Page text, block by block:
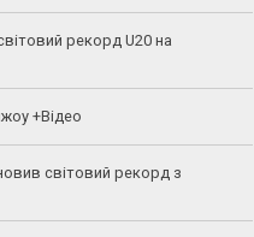
рекорд U20 на
+Відео
світовий рекорд з